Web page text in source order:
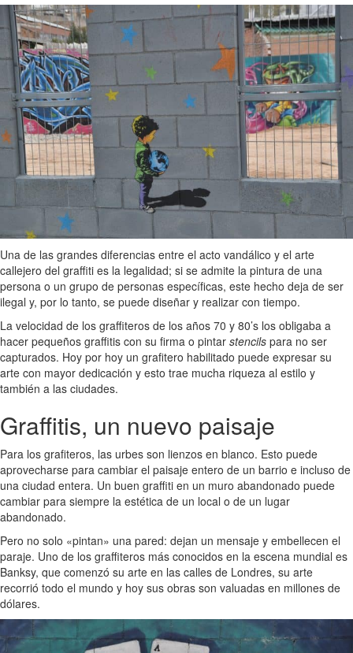
Una de las grandes diferencias entre el acto vandálico y el arte
callejero del graffiti es la legalidad; si se admite la pintura de una
persona o un grupo de personas específicas, este hecho deja de ser
ilegal y, por lo tanto, se puede diseñar y realizar con tiempo.
La velocidad de los graffiteros de los años 70 y 80’s los obligaba a
hacer pequeños graffitis con su firma o pintar stencils para no ser
capturados. Hoy por hoy un grafitero habilitado puede expresar su
arte con mayor dedicación y esto trae mucha riqueza al estilo y
también a las ciudades.
Graffitis, un nuevo paisaje
Para los grafiteros, las urbes son lienzos en blanco. Esto puede
aprovecharse para cambiar el paisaje entero de un barrio e incluso de
una ciudad entera. Un buen graffiti en un muro abandonado puede
cambiar para siempre la estética de un local o de un lugar
abandonado.
Pero no solo «pintan» una pared: dejan un mensaje y embellecen el
paraje. Uno de los graffiteros más conocidos en la escena mundial es
Banksy, que comenzó su arte en las calles de Londres, su arte
recorrió todo el mundo y hoy sus obras son valuadas en millones de
dólares.